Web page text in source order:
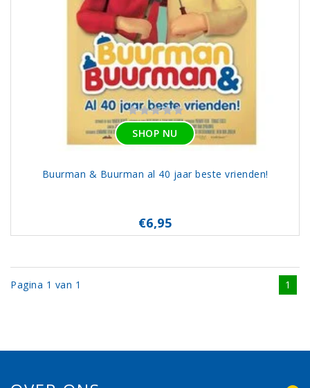
SHOP NU
Buurman & Buurman al 40 jaar beste vrienden!
€6,95
Pagina 1 van 1 1